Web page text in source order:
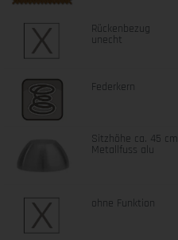
Rückenbezug
unecht
Federkern
Sitzhöhe ca. 45 cm
Metallfuss alu
ohne Funktion